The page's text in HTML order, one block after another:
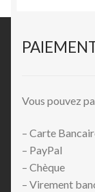
Vous pouvez
– Carte
– PayPal
– Chèque
– Virement